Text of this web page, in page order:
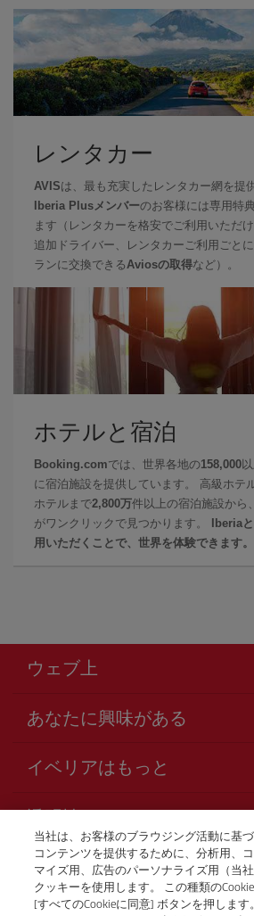
レンタカー
AVISは、最も充実したレンタカー網を提
Iberia Plusメンバーのお客様には専用特
ます（レンタカーを格安でご利用いただ
追加ドライバー、レンタカーご利用ごと
ランに交換できる Aviosの取得など）。
ホテルと宿泊
Booking.comでは、世界各地の158,000
に宿泊施設を提供しています。 高級ホテ
ホテルまで2,800万件以上の宿泊施設から
がワンクリックで見つかります。
Iberia
用いただくことで、世界を体験できます。
ウェブ上
あなたに興味がある
アクセシビリティの宣言
サービスのお約束
Iberia.com サイトマップ
イベリアはもっと
イベリアグループ
株主および投資家向け情報
Iberia の提携航空会社
British Airways
透明性
利用規約
運送約款
ご搭乗者の権利
お電話での航空券販売
+81 0 3 3298 5238
当社は、お客様のブラウジング活動に基
コンテンツを提供するために、分析用、
マイズ用、広告のパーソナライズ用（当
クッキーを使用します。 この種類の
[すべてのCookieに同意] ボタンを押しま